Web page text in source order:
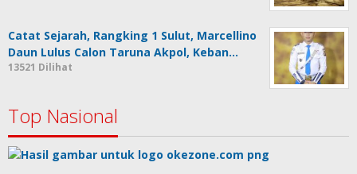
Catat Sejarah, Rangking 1 Sulut, Marcellino
Daun Lulus Calon Taruna Akpol, Keban…
13521 Dilihat
Top Nasional